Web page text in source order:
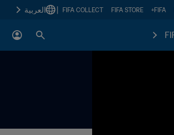
FIFA+
FIFA STORE
FIFA COLLECT العربية